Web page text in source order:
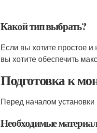
Какой тип выбрать?
Если вы хотите простое
вы хотите обеспечить
Подготовка к
Перед началом
Необходимые